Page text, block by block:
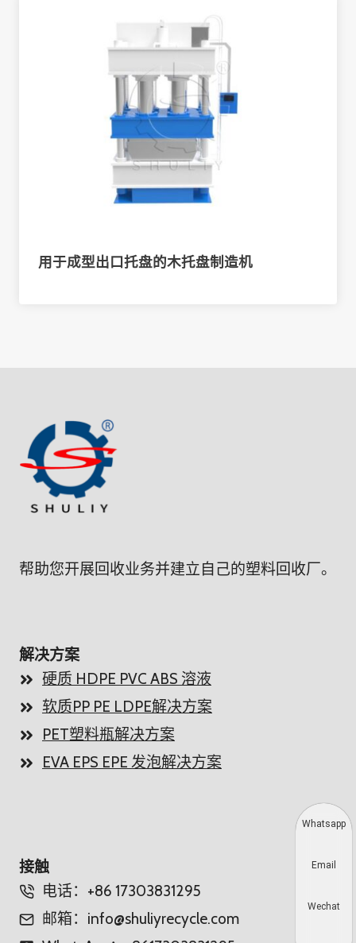
用于成型出口托盘的木托盘制造机
帮助您开展回收业务并建立自己的塑料回收厂。
解决方案
硬质 HDPE PVC ABS 溶液
软质PP PE LDPE解决方案
PET塑料瓶解决方案
EVA EPS EPE 发泡解决方案
接触
电话：+86 17303831295
邮箱：info@shuliyrecycle.com
Whatsapp
Email
Wechat